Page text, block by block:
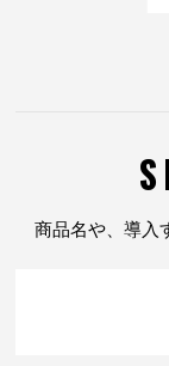
商品名や、導入